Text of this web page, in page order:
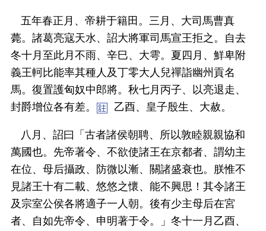
五年春正月、帝耕于籍田。三月、大司馬曹真
薨。諸葛亮寇天水、詔大將軍司馬宣王拒之。自去
冬十月至此月不雨、辛巳、大雩。夏四月、鮮卑附
義王軻比能率其種人及丁零大人兒禪詣幽州貢名
馬。復置護匈奴中郎將。秋七月丙子、以亮退走、
封爵增位各有差。
乙酉、皇子殷生、大赦。
八月、詔曰「古者諸侯朝聘、所以敦睦親親協和
萬國也。先帝著令、不欲使諸王在京都者、謂幼主
在位、母后攝政、防微以漸、關諸盛衰也。朕惟不
見諸王十有二載、悠悠之懷、能不興思！其令諸王
及宗室公侯各將適子一人朝。後有少主母后在宮
者、自如先帝令、申明著于令。」冬十一月乙酉、